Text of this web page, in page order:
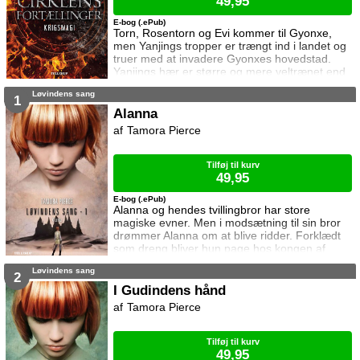
Torn, Rosentorn og Evi kommer til Gyonxe,
men Yanjings tropper er trængt ind i landet og
truer med at invadere Gyonxes hovedstad.
Yanjings hær er større og mere veltrænet end
Gyonxes, så hvordan skal det lykkes at slå
skilles for en tid da Rosentorn får en særlig
efterlades i sikkerhed på fortet ...
E-bog (.ePub)
1 Løvindens sang
Alanna
Alanna og hendes tvillingbror har store
magiske evner. Men i modsætning til sin bror
drømmer Alanna om at blive ridder. Forklædt
som dreng bliver hun page hos kongen af
Tortall. Hun sætter alt ind for at klare sig -
mødet med den overnaturlige verden der
også kræver at hun møder dæmonerne i Den
E-bog (.ePub)
Tamora Pierce
Tilføj til kurv
49,95
2 Løvindens sang
I Gudindens hånd
Tamora Pierce
Tilføj til kurv
49,95